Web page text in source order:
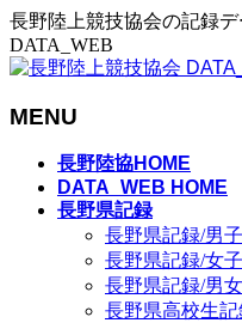
長野陸上競技協会の記録
DATA_WEB
MENU
長野陸協HOME
DATA_WEB HOME
長野県記録
長野県記録/男子
長野県記録/女子
長野県記録/男女
長野県高校生記